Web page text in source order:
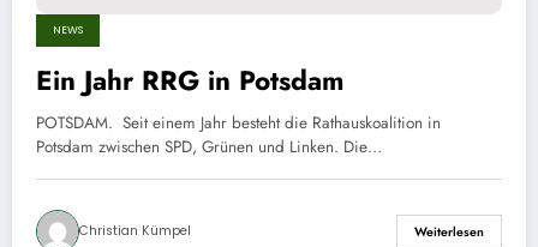
NEWS
Ein Jahr RRG in Potsdam
POTSDAM. Seit einem Jahr besteht die Rathauskoalition in
Potsdam zwischen SPD, Grünen und Linken. Die…
Christian Kümpel Weiterlesen